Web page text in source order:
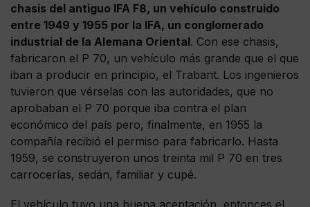
chasis del antiguo IFA F8, un vehículo construido
entre 1949 y 1955 por la IFA, un conglomerado
industrial de la Alemana Oriental. Con ese chasis,
fabricaron el P 70, un vehículo más grande que el que
iban a producir en principio, el Trabant. Los ingenieros
tuvieron que vérselas con las autoridades, que no
aprobaban el P 70 porque iba contra el plan
económico del país pero, finalmente, en 1955 la
compañía recibió el permiso para fabricarlo. Hasta
1959, se construyeron unos treinta mil P 70 en tres
carrocerías, sedán, familiar y cupé.